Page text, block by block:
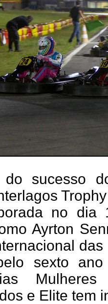
do sucesso
no dia
Ayrton
sexto
e Elite tem